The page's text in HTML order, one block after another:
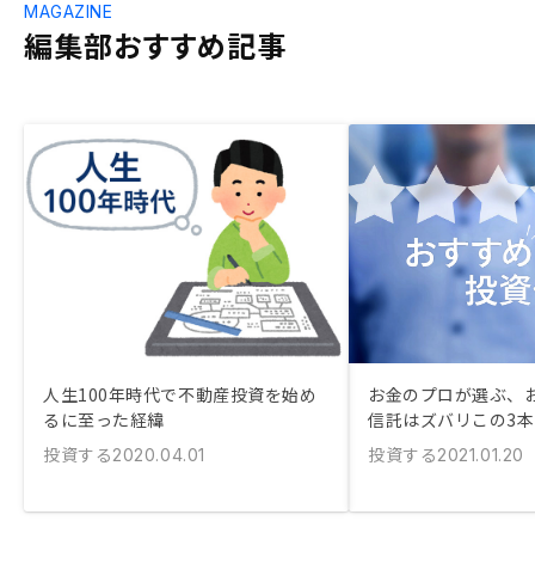
編集部おすすめ記事
MAGAZINE
人生100年時代で不動産投資を始め
るに至った経緯
投資する2020.04.01
お金のプロが選ぶ、
信託はズバリこの3
投資する2021.01.20